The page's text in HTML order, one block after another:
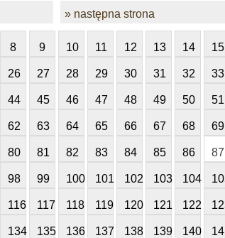
» następna strona
8 9 10 11 12 13 14 15
26 27 28 29 30 31 32 33
44 45 46 47 48 49 50 51
62 63 64 65 66 67 68 69
80 81 82 83 84 85 86 87
98 99 100 101 102 103 104
116 117 118 119 120 121 122
134 135 136 137 138 139 140